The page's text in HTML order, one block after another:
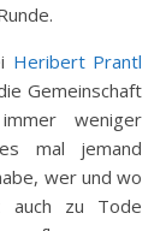
Heribert Prantl
Gemeinschaft
weniger
mal jemand
wer und wo
auch zu Tode